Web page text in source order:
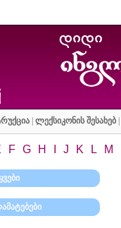
| ლექსიკონის შესახებ|
F G H J K L M